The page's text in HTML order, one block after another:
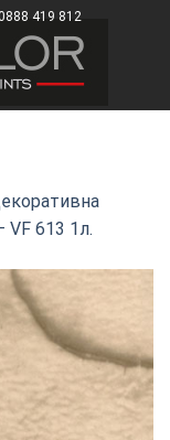
419 812
VF 613 1л.